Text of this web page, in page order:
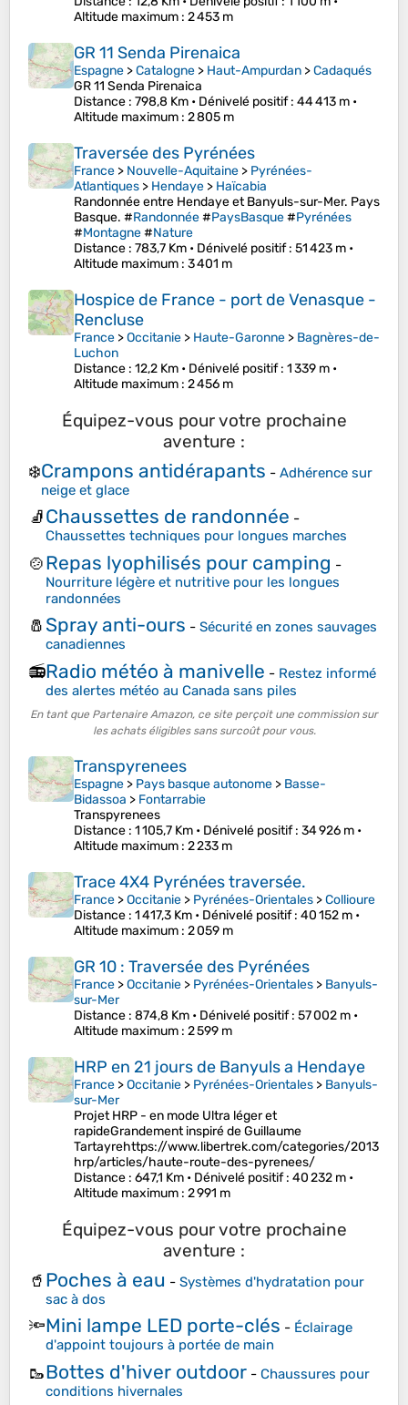
Altitude maximum : 2 453 m
GR 11 Senda Pirenaica
Espagne >Catalogne > Haut-Ampurdan >Cadaqués
GR 11 Senda Pirenaica
Distance : 798,8 Km • Dénivelé positif: 44 413 m •
Altitude maximum : 2 805 m
Traversée des Pyrénées
France > Nouvelle-Aquitaine > Pyrénées-
Atlantiques > Hendaye > Haïcabia
Randonnée entre Hendaye et Banyuls-sur-Mer. Pays
Basque. #Randonnée#PaysBasque#Pyrénées
#Montagne#Nature
Distance : 783,7 Km • Dénivelé positif: 51 423 m •
Altitude maximum : 3 401 m
Hospice de France - port de Venasque -
Rencluse
France >Occitanie > Haute-Garonne > Bagnères-de-
Luchon
Distance : 12,2 Km • Dénivelé positif: 1 339 m •
Altitude maximum : 2 456 m
Équipez-vous pour votre prochaine
aventure :
❄️Crampons antidérapants - Adhérence sur
neige et glace
🧦Chaussettes de randonnée -
Chaussettes techniques pour longues marches
🍲Repas lyophilisés pour camping -
Nourriture légère et nutritive pour les longues
randonnées
🧂 Spray anti-ours - Sécurité en zones sauvages
canadiennes
📻Radio météo à manivelle - Restez informé
des alertes météo au Canada sans piles
En tant que Partenaire Amazon, ce site perçoit une commission sur
les achats éligibles sans surcoût pour vous.
Transpyrenees
Espagne > Pays basque autonome > Basse-
Bidassoa > Fontarrabie
Transpyrenees
Distance : 1 105,7 Km • Dénivelé positif: 34 926 m •
Altitude maximum : 2 233 m
Trace 4X4 Pyrénées traversée.
France >Occitanie > Pyrénées-Orientales >Collioure
Distance : 1 417,3 Km • Dénivelé positif: 40 152 m •
Altitude maximum : 2 059 m
GR 10 : Traversée des Pyrénées
France >Occitanie > Pyrénées-Orientales > Banyuls-
sur-Mer
Distance : 874,8 Km • Dénivelé positif: 57 002 m •
Altitude maximum : 2 599 m
HRP en 21 jours de Banyuls a Hendaye
France >Occitanie > Pyrénées-Orientales > Banyuls-
sur-Mer
Projet HRP - en mode Ultra léger et
rapideGrandement inspiré de Guillaume
Tartayrehttps://www.libertrek.com/categories/2013-
hrp/articles/haute-route-des-pyrenees/
Distance : 647,1 Km • Dénivelé positif: 40 232 m •
Altitude maximum : 2 991 m
Équipez-vous pour votre prochaine
aventure :
🥤 Poches à eau - Systèmes d'hydratation pour
sac à dos
🔦Mini lampe LED porte-clés - Éclairage
d'appoint toujours à portée de main
🥾Bottes d'hiver outdoor - Chaussures pour
conditions hivernales